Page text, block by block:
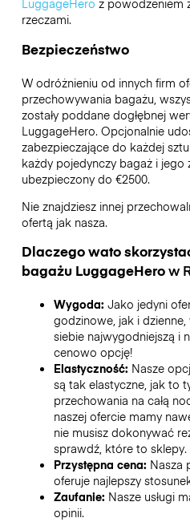
LuggageHero z powodzeniem
rzeczami.
Bezpieczeństwo
W odróżnieniu od innych firm
przechowywania bagażu,
zostały poddane dogłębnej
LuggageHero. Opcjonalnie
zabezpieczające do każdej
każdy pojedynczy bagaż i
ubezpieczony do €2500.
Nie znajdziesz innej
ofertą jak nasza.
Dlaczego wato
bagażu LuggageHerow
Wygoda: Jako jedyni
godzinowe, jak i
siebie najwygodniejszą i
cenowo opcję!
Elastyczność: Nasze
są tak elastyczne, jak to
przechowania na całą
naszej ofercie mamy
nie musisz dokonywać
sprawdź, które to sklepy.
Przystępna cena: Nasza
oferuje najlepszy
Zaufanie: Nasze usługi
opinii.